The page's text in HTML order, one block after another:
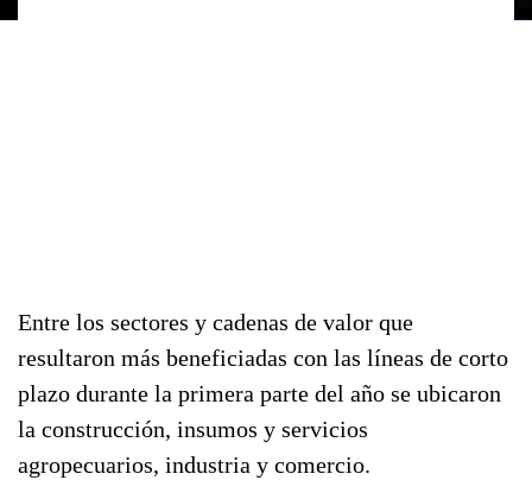
Entre los sectores y cadenas de valor que
resultaron más beneficiadas con las líneas de corto
plazo durante la primera parte del año se ubicaron
la construcción, insumos y servicios
agropecuarios, industria y comercio.